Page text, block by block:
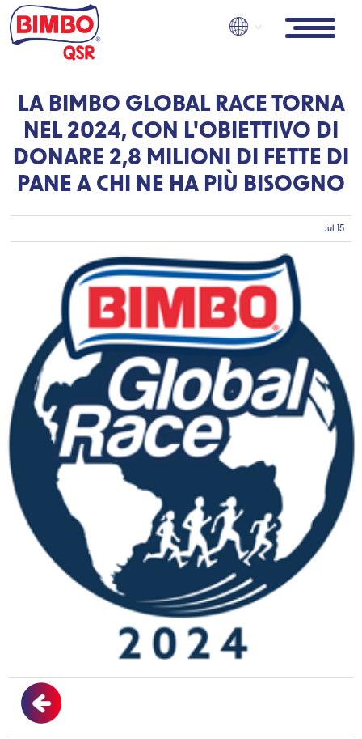
Skip
to
main
LA BIMBO GLOBAL RACE TORNA
NEL 2024, CON L'OBIETTIVO DI
DONARE 2,8 MILIONI DI FETTE DI
PANE A CHI NE HA PIÙ BISOGNO
Jul 15